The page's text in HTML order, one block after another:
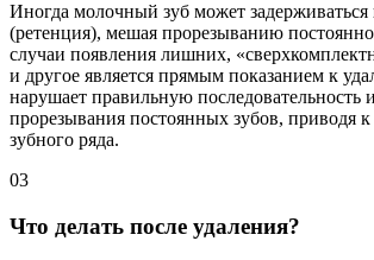
Иногда молочный зуб может задерживаться
(ретенция), мешая прорезыванию
случаи появления лишних,
и другое является прямым показанием к
нарушает правильную последовательность
прорезывания постоянных зубов, приводя
зубного ряда.
03
Что делать после удаления?